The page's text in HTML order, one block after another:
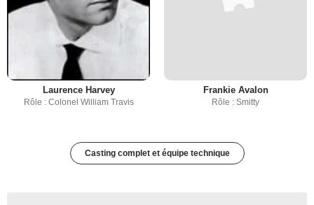
Laurence Harvey
Rôle : Colonel William Travis
Frankie Avalon
Rôle : Smitty
Casting complet et équipe technique